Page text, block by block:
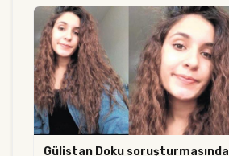
Gülistan Doku soruşturmasında